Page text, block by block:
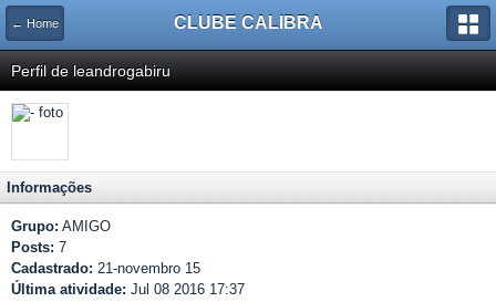
← Home CLUBE CALIBRA
Perfil de leandrogabiru
Informações
Grupo: AMIGO
Posts: 7
Cadastrado: 21-novembro 15
Última atividade: Jul 08 2016 17:37